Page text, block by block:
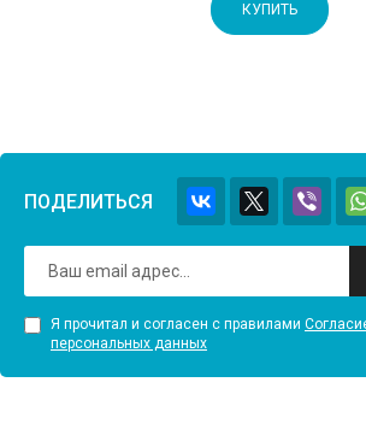
КУПИТЬ
ПОДЕЛИТЬСЯ
Я прочитал и согласен с правилами
персональных данных